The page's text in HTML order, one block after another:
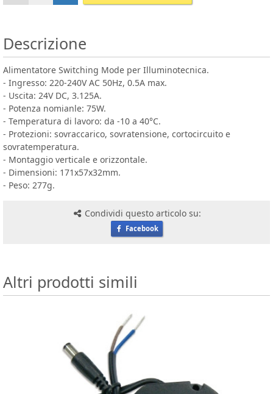
Descrizione
Alimentatore Switching Mode per Illuminotecnica.
- Ingresso: 220-240V AC 50Hz, 0.5A max.
- Uscita: 24V DC, 3.125A.
- Potenza nomianle: 75W.
- Temperatura di lavoro: da -10 a 40°C.
- Protezioni: sovraccarico, sovratensione, cortocircuito e
sovratemperatura.
- Montaggio verticale e orizzontale.
- Dimensioni: 171x57x32mm.
- Peso: 277g.
Condividi questo articolo su:
Facebook
Altri prodotti simili